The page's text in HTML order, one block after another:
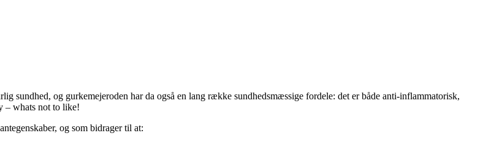
sundhed, og gurkemejeroden har da også en lang række sundhedsmæssige fordele: det er både anti-inflammatorisk,
– whats not to like!
og som bidrager til at: